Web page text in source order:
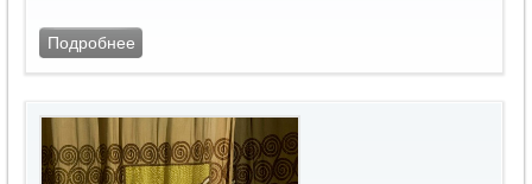
Подробнее